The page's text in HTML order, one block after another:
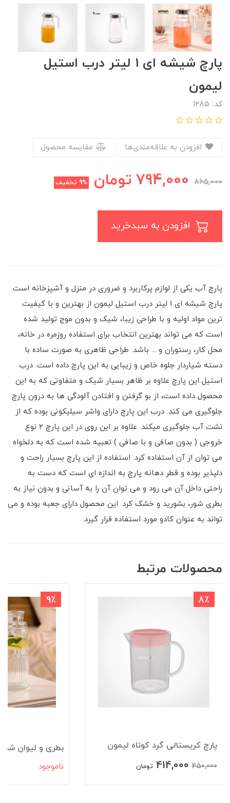
پارچ شیشه ای ۱ لیتر درب استیل
لیمون
کد: ۱۲۸۵
مقایسه محصول
865,000
794,000 تومان 9% تخفیف
پارچ آب یکی از لوازم پرکاربرد و ضروری در منزل و آشپزخانه است.
پارچ شیشه ای ۱ لیتر درب استیل لیمون از بهترین و با کیفیت
ترین مواد اولیه و با طراحی زیبا، شیک و بدون موج تولید شده
است که می تواند بهترین انتخاب برای استفاده روزمره در خانه،
محل کار، رستوران و ... باشد. طراحی ظاهری به صورت ساده با
دسته شیاردار جلوه خاص و زیبایی به این پارچ داده است. درب
استیل این پارچ علاوه بر ظاهر بسیار شیک و متفاوتی که به این
محصول داده است، از بو گرفتن و افتادن آلودگی ها به درون پارچ
جلوگیری می کند. درب این پارچ دارای واشر سیلیکونی بوده که از
نشت آب جلوگیری میکند. علاوه بر این روی در این پارچ 2 نوع
خروجی ( بدون صافی و با صافی ) تعبیه شده است که به دلخواه
می توان از آن استفاده کرد. استفاده از این پارچ بسیار راحت و
دلپذیر بوده و قطر دهانه پارچ به اندازه ای است که دست به
راحتی داخل آن می رود و می توان آن را به آسانی و بدون نیاز به
بطری شور، بشورید و خشک کرد. این محصول دارای جعبه بوده و می
تواند به عنوان کادو مورد استفاده قرار گیرد.
محصولات مرتبط
8٪
پارچ کریستالی گرد کوتاه لیمون
450,000
414,000 تومان
9٪
بطری و لیوان
ناموجود